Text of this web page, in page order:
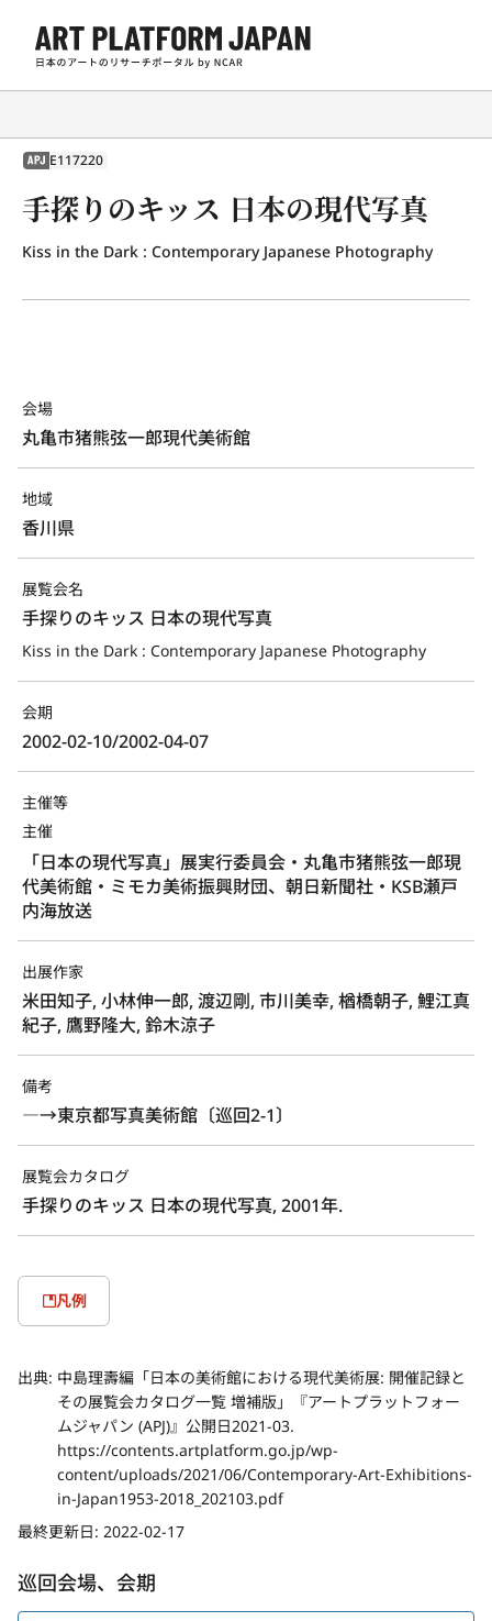
APJ E117220
手探りのキッス 日本の現代写真
Kiss in the Dark : Contemporary Japanese Photography
会場
丸亀市猪熊弦一郎現代美術館
地域
香川県
展覧会名
手探りのキッス 日本の現代写真
Kiss in the Dark : Contemporary Japanese Photography
会期
2002-02-10/2002-04-07
主催等
主催
「日本の現代写真」展実行委員会・丸亀市猪熊弦一郎現
代美術館・ミモカ美術振興財団、朝日新聞社・KSB瀬戸
内海放送
出展作家
米田知子, 小林伸一郎, 渡辺剛, 市川美幸, 楢橋朝子, 鯉江真
紀子, 鷹野隆大, 鈴木涼子
備考
―→東京都写真美術館〔巡回2-1〕
展覧会カタログ
手探りのキッス 日本の現代写真, 2001年.
凡例
出典: 中島理壽編「日本の美術館における現代美術展: 開催記録と
その展覧会カタログ一覧 増補版」『アートプラットフォー
ムジャパン (APJ)』公開日2021-03.
https://contents.artplatform.go.jp/wp-
content/uploads/2021/06/Contemporary-Art-Exhibitions-
in-Japan1953-2018_202103.pdf
最終更新日: 2022-02-17
巡回会場、会期